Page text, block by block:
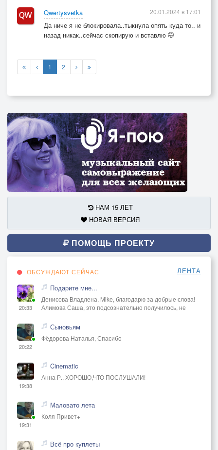
Qwertysvetka
Да ниче я не блокировала..тыкнула опять куда то.. и
назад никак..сейчас скопирую и вставлю 🤭
20.01.2024 в 17:01
1 2
НАМ 15 ЛЕТ
НОВАЯ ВЕРСИЯ
ПОМОЩЬ ПРОЕКТУ
ОБСУЖДАЮТ СЕЙЧАС ЛЕНТА
20:33
Подарите мне...
Денисова Владлена, Mike, благодарю за добрые слова!
Алимова Саша, это подсознательно получилось, не
20:22
Сыновьям
Фёдорова Наталья, Спасибо
19:38
Cinematic
Анна Р., ХОРОШО,ЧТО ПОСЛУШАЛИ!
19:31
Маловато лета
Коля Привет+
Всё про куплеты